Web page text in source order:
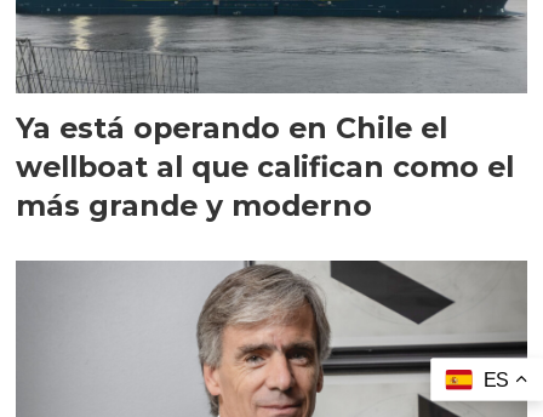
Ya está operando en Chile el
wellboat al que califican como el
más grande y moderno
ES